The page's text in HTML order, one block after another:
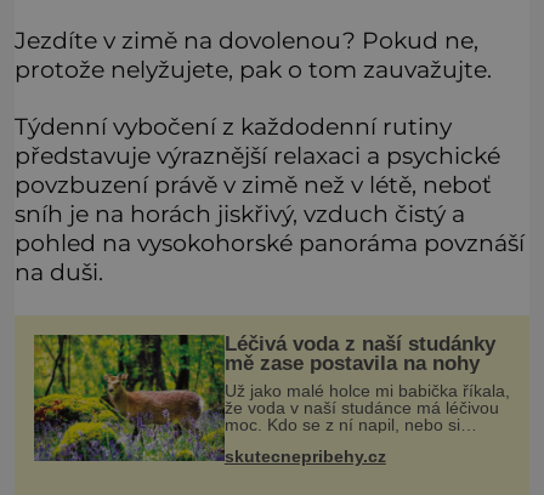
Jezdíte v zimě na dovolenou? Pokud ne,
protože nelyžujete, pak o tom zauvažujte.
Týdenní vybočení z každodenní rutiny
představuje výraznější relaxaci a psychické
povzbuzení právě v zimě než v létě, neboť
sníh je na horách jiskřivý, vzduch čistý a
pohled na vysokohorské panoráma povznáší
na duši.
Léčivá voda z naší studánky
mě zase postavila na nohy
Už jako malé holce mi babička říkala,
že voda v naší studánce má léčivou
moc. Kdo se z ní napil, nebo si
natrhal bylinky kolem, tomu se
ulevilo. Ráda vzpomínám na své
skutecnepribehy.cz